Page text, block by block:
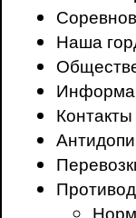
Наша
Контакты